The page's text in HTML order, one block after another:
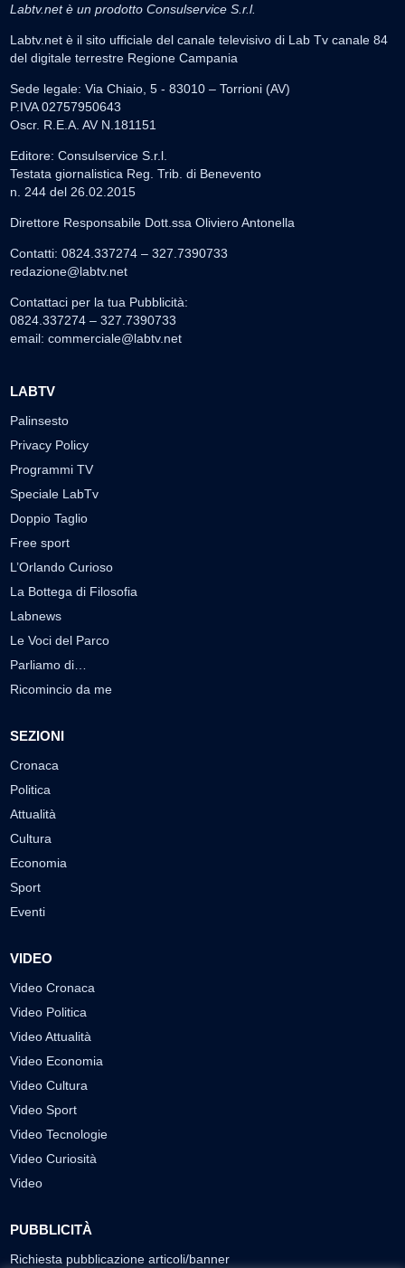
Labtv.net è un prodotto Consulservice S.r.l.
Labtv.net è il sito ufficiale del canale televisivo di Lab Tv canale 84
del digitale terrestre Regione Campania
Sede legale: Via Chiaio, 5 - 83010 – Torrioni (AV)
P.IVA 02757950643
Oscr. R.E.A. AV N.181151
Editore: Consulservice S.r.l.
Testata giornalistica Reg. Trib. di Benevento
n. 244 del 26.02.2015
Direttore Responsabile Dott.ssa Oliviero Antonella
Contatti: 0824.337274 – 327.7390733
redazione@labtv.net
Contattaci per la tua Pubblicità:
0824.337274 – 327.7390733
email: commerciale@labtv.net
LABTV
Palinsesto
Privacy Policy
Programmi TV
Speciale LabTv
Doppio Taglio
Free sport
L’Orlando Curioso
La Bottega di Filosofia
Labnews
Le Voci del Parco
Parliamo di…
Ricomincio da me
SEZIONI
Cronaca
Politica
Attualità
Cultura
Economia
Sport
Eventi
VIDEO
Video Cronaca
Video Politica
Video Attualità
Video Economia
Video Cultura
Video Sport
Video Tecnologie
Video Curiosità
Video
PUBBLICITÀ
Richiesta pubblicazione articoli/banner